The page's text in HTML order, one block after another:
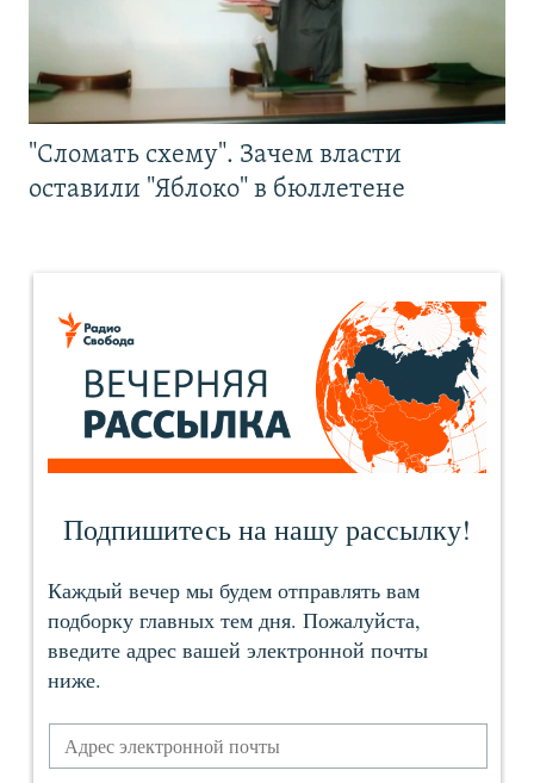
"Сломать схему". Зачем власти
оставили "Яблоко" в бюллетене